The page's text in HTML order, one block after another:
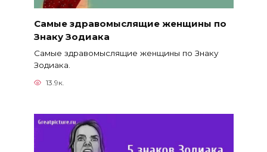
Самые здравомыслящие женщины по
Знаку Зодиака
Самые здравомыслящие женщины по Знаку
Зодиака.
13.9к.